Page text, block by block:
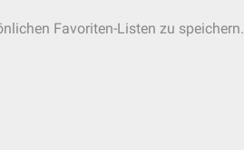
Favoriten-Listen zu speichern.